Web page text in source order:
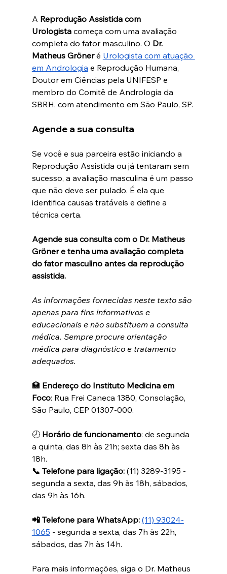
A Reprodução Assistida com
Urologista começa com uma avaliação
completa do fator masculino. O Dr.
Matheus Gröner é Urologista com atuação
em Andrologia e Reprodução Humana,
Doutor em Ciências pela UNIFESP e
membro do Comitê de Andrologia da
SBRH, com atendimento em São Paulo, SP.
Agende a sua consulta
Se você e sua parceira estão iniciando a
Reprodução Assistida ou já tentaram sem
sucesso, a avaliação masculina é um passo
que não deve ser pulado. É ela que
identifica causas tratáveis e define a
técnica certa.
Agende sua consulta com o Dr. Matheus
Gröner e tenha uma avaliação completa
do fator masculino antes da reprodução
assistida.
As informações fornecidas neste texto são
apenas para fins informativos e
educacionais e não substituem a consulta
médica. Sempre procure orientação
médica para diagnóstico e tratamento
adequados.​​
🏥 Endereço do Instituto Medicina em
Foco: Rua Frei Caneca 1380, Consolação,
São Paulo, CEP 01307-000.
🕗 Horário de funcionamento: de segunda
a quinta, das 8h às 21h; sexta das 8h às
18h.
📞 Telefone para ligação: ‪(11) 3289-3195 -
segunda a sexta, das 9h às 18h, sábados,
das 9h às 16h.
📲 Telefone para WhatsApp: (11) 93024-
1065 - segunda a sexta, das 7h às 22h,
sábados, das 7h às 14h.
Para mais informações, siga o Dr. Matheus